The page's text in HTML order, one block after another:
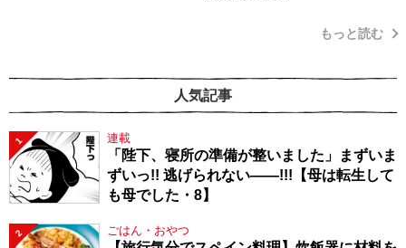
もっと読む
人気記事
1 連載
「陛下、寝所の準備が整いました」まずいま
ずいっ!! 逃げられない――!!!【母は転生して
も母でした・8】
2 ごはん・おやつ